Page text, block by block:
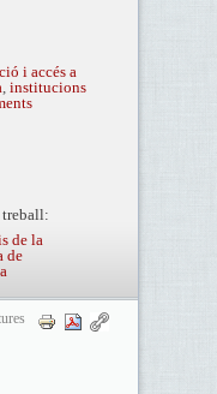
i accés a
, institucions
treball:
de la
de